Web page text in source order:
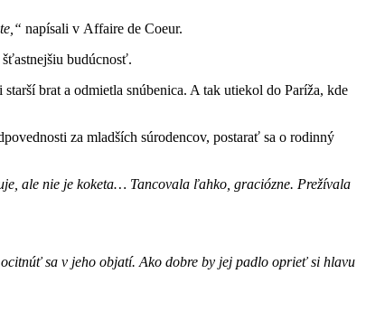
napísali v Affaire de Coeur.
budúcnosť.
brat a odmietla snúbenica. A tak utiekol do Paríža, kde
za mladších súrodencov, postarať sa o rodinný
ale nie je koketa… Tancovala ľahko, graciózne. Prežívala
ocitnúť sa v jeho objatí. Ako dobre by jej padlo oprieť si hlavu